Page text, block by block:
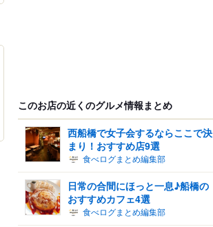
このお店の近くのグルメ情報まとめ
西船橋で女子会するならここで決
まり！おすすめ店9選
食べログまとめ編集部
日常の合間にほっと一息♪船橋の
おすすめカフェ4選
食べログまとめ編集部